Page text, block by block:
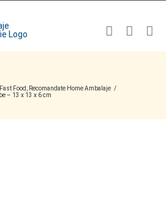
Fast Food Recomandate Home Ambalaje /
– 13 x 13 x 6 cm